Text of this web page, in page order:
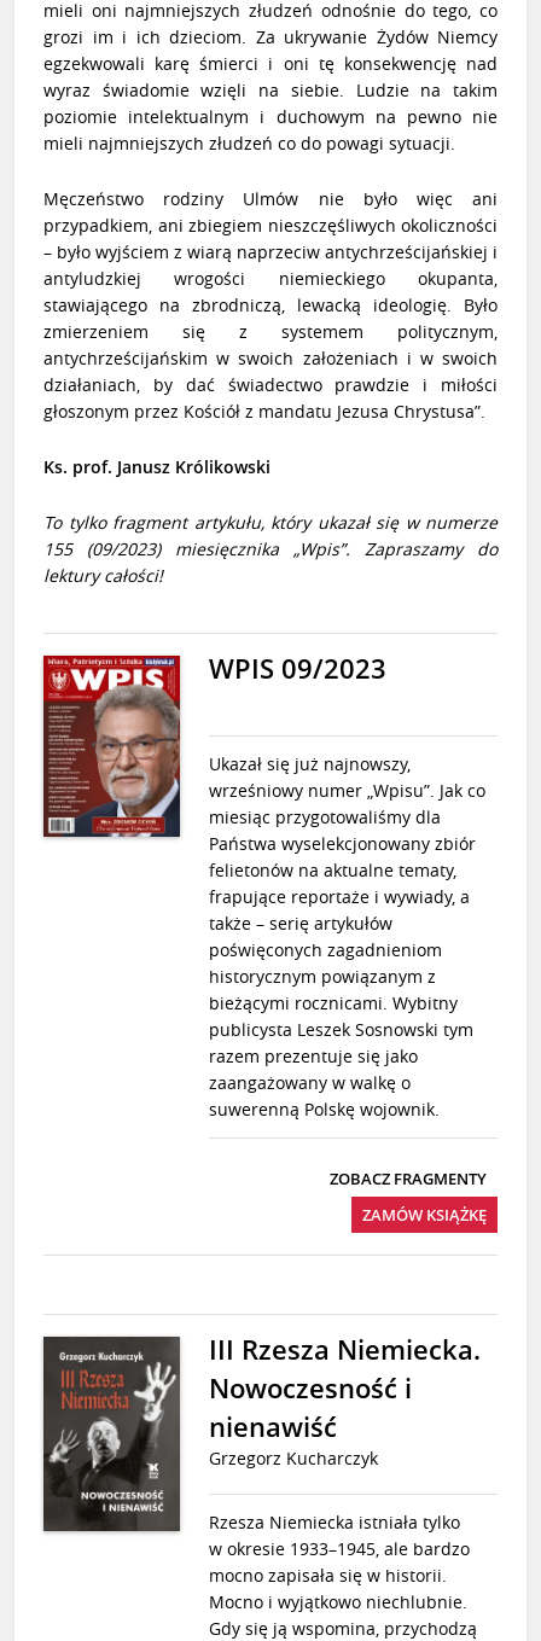
mieli oni najmniejszych złudzeń odnośnie do tego, co
grozi im i ich dzieciom. Za ukrywanie Żydów Niemcy
egzekwowali karę śmierci i oni tę konsekwencję nad
wyraz świadomie wzięli na siebie. Ludzie na takim
poziomie intelektualnym i duchowym na pewno nie
mieli najmniejszych złudzeń co do powagi sytuacji.
Męczeństwo rodziny Ulmów nie było więc ani
przypadkiem, ani zbiegiem nieszczęśliwych okoliczności
– było wyjściem z wiarą naprzeciw antychrześcijańskiej i
antyludzkiej wrogości niemieckiego okupanta,
stawiającego na zbrodniczą, lewacką ideologię. Było
zmierzeniem się z systemem politycznym,
antychrześcijańskim w swoich założeniach i w swoich
działaniach, by dać świadectwo prawdzie i miłości
głoszonym przez Kościół z mandatu Jezusa Chrystusa”.
Ks. prof. Janusz Królikowski
To tylko fragment artykułu, który ukazał się w numerze
155 (09/2023) miesięcznika „Wpis”. Zapraszamy do
lektury całości!
WPIS 09/2023
Ukazał się już najnowszy,
wrześniowy numer „Wpisu”. Jak co
miesiąc przygotowaliśmy dla
Państwa wyselekcjonowany zbiór
felietonów na aktualne tematy,
frapujące reportaże i wywiady, a
także – serię artykułów
poświęconych zagadnieniom
historycznym powiązanym z
bieżącymi rocznicami. Wybitny
publicysta Leszek Sosnowski tym
razem prezentuje się jako
zaangażowany w walkę o
suwerenną Polskę wojownik.
ZOBACZ FRAGMENTY
ZAMÓW KSIĄŻKĘ
III Rzesza Niemiecka.
Nowoczesność i
nienawiść
Grzegorz Kucharczyk
Rzesza Niemiecka istniała tylko
w okresie 1933–1945, ale bardzo
mocno zapisała się w historii.
Mocno i wyjątkowo niechlubnie.
Gdy się ją wspomina, przychodzą